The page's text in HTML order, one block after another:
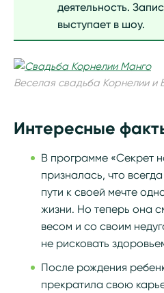
деятельность.
выступает в шоу.
Веселая свадьба Корнелии и
Интересные
В программе «Секрет
призналась, что
пути к своей мечте
жизни. Но теперь она
весом и со своим
не рисковать
После рождения
прекратила свою